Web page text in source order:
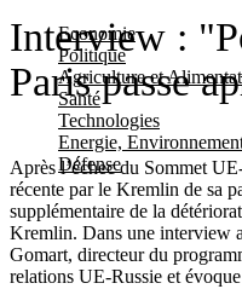
Economie
Politique
Agriculture et
Santé
Technologies
Energie,
Défense
Interview :
Paris passe
Après l’échec du Sommet
récente par le Kremlin de sa
supplémentaire de la
Kremlin. Dans une interview
Gomart, directeur du
relations UE-Russie et